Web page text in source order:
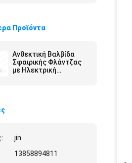
Προϊόντα
Ανθεκτική Βαλβίδα
Σφαιρικής Φλάντζας
με Ηλεκτρική
jin
13858894811